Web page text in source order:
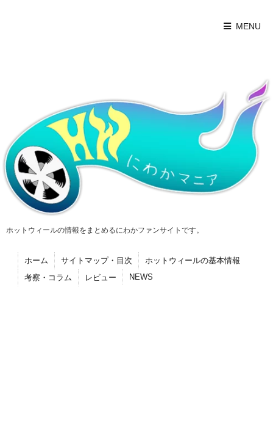
MENU
ホットウィールの情報をまとめるにわかファンサイトです。
ホーム サイトマップ・目次
ホットウィールの基本情報
考察・コラム
レビュー NEWS